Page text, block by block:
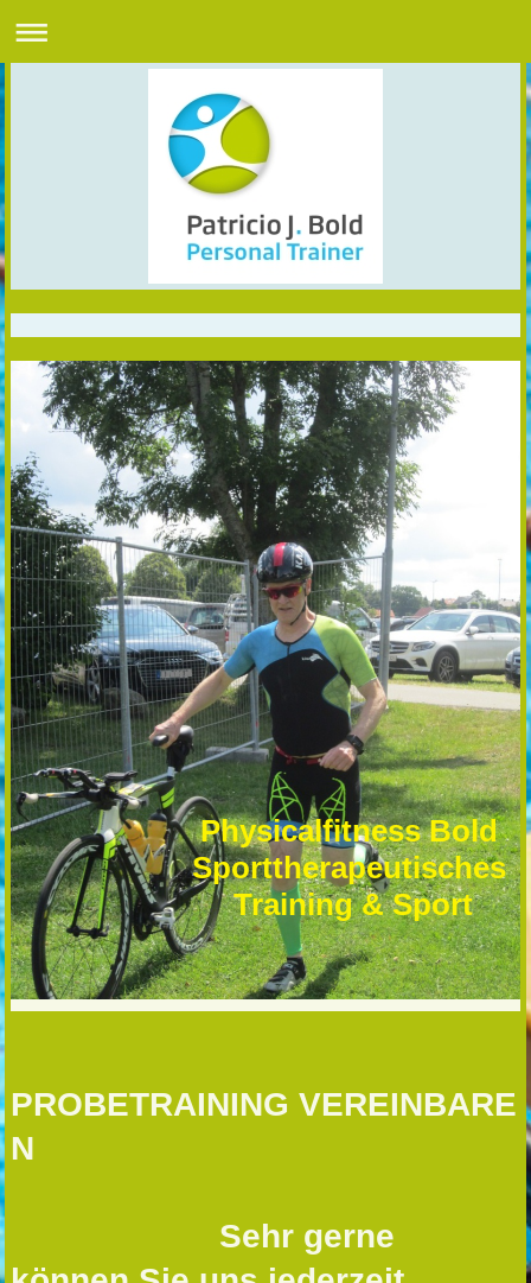
Physicalfitness Bold
Sporttherapeutisches
Training & Sport
PROBETRAINING VEREINBARE
N
Sehr gerne